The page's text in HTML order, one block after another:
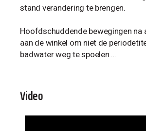
stand verandering te brengen.
Hoofdschuddende bewegingen na
aan de winkel om niet de
badwater weg te spoelen….
Video